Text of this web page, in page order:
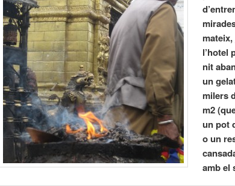
l’hotel
nit
un
milers
m2
un pot
o un
amb el